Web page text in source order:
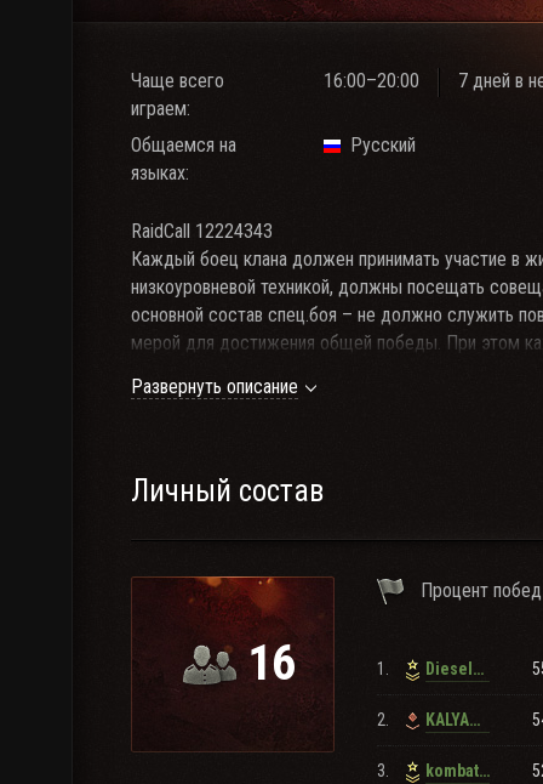
Чаще всего
играем:
16:00–20:00 7 дней в
Общаемся на
языках:
Русский
RaidCall 12224343
Каждый боец клана должен принимать участие в
низкоуровневой техникой, должны посещать
основной состав спец.боя – не должно служить
мерой для достижения общей победы. При этом
этом случае боец должен поставить в
будет исключён из клана.
Развернуть описание
Личный состав
16
Процент побед
1. DieselTurbo74
2. KALYAN2107
3. kombat_62rus